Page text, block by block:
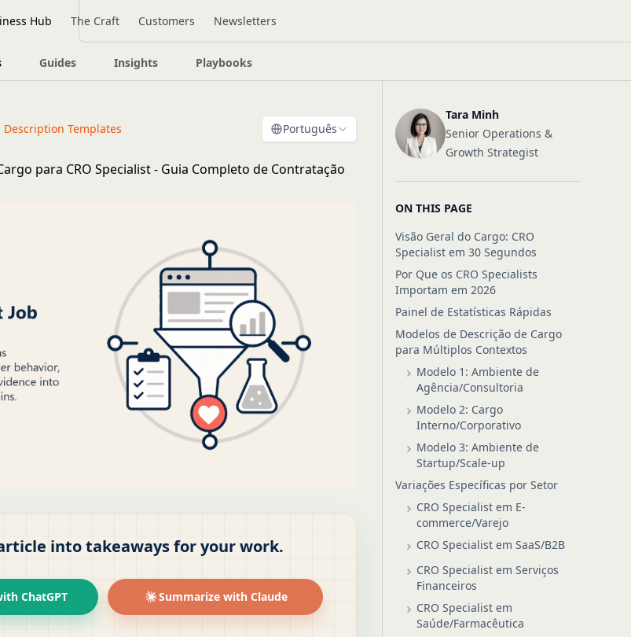
Hub The Craft Customers Newsletters
Guides Insights Playbooks
Description Templates Português
para CRO Specialist - Guia Completo de Contratação
into takeaways for your work.
ChatGPT Summarize with Claude
Tara Minh
Senior Operations &
Growth Strategist
ON THIS PAGE
Visão Geral do Cargo: CRO
Specialist em 30 Segundos
Por Que os CRO Specialists
Importam em 2026
Painel de Estatísticas Rápidas
Modelos de Descrição de Cargo
para Múltiplos Contextos
Modelo 1: Ambiente de
Agência/Consultoria
Modelo 2: Cargo
Interno/Corporativo
Modelo 3: Ambiente de
Startup/Scale-up
Variações Específicas por Setor
CRO Specialist em E-
commerce/Varejo
CRO Specialist em SaaS/B2B
CRO Specialist em Serviços
Financeiros
CRO Specialist em
Saúde/Farmacêutica